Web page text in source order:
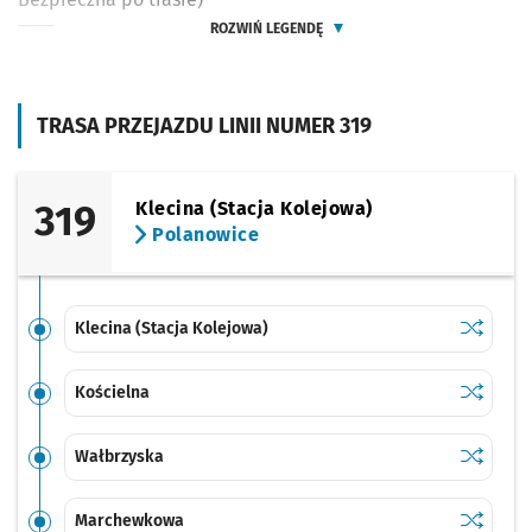
TRASA PRZEJAZDU LINII NUMER 319
319
Klecina (Stacja Kolejowa)
Polanowice
Klecina (Stacja Kolejowa) Sprawdź
Klecina
Kościelna Sprawdź
Wałbrzyska Sprawdź
Marchewkowa Sprawdź
ROZWIŃ LEGENDĘ